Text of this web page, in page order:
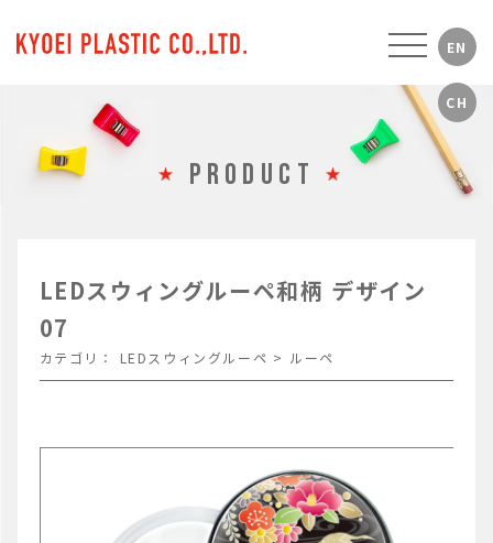
PRODUCT
LEDスウィングルーペ和柄 デザイン
07
カテゴリ： LEDスウィングルーペ > ルーペ